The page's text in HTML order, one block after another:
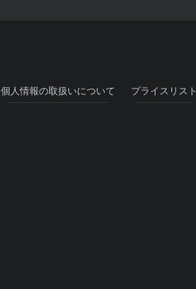
個人情報の取扱いについて プライスリスト